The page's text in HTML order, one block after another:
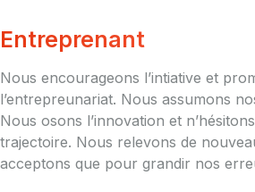
Entreprenant
Nous encourageons l’intiative et
l’entrepreunariat. Nous assumons
Nous osons l’innovation et
trajectoire. Nous relevons de
acceptons que pour grandir nos